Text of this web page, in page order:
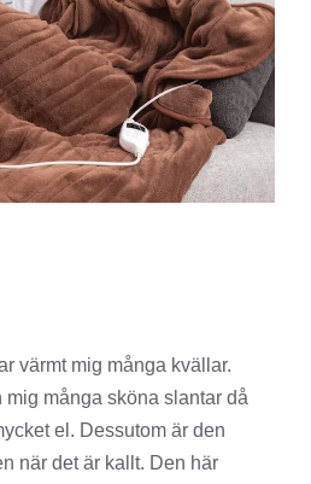
värmt mig många kvällar.
mig många sköna slantar då
el. Dessutom är den
när det är kallt. Den här